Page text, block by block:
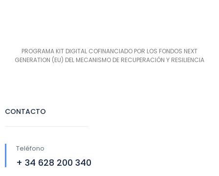
PROGRAMA KIT DIGITAL COFINANCIADO POR LOS FONDOS NEXT
GENERATION (EU) DEL MECANISMO DE RECUPERACIÓN Y RESILIENCIA
CONTACTO
Teléfono
+ 34 628 200 340